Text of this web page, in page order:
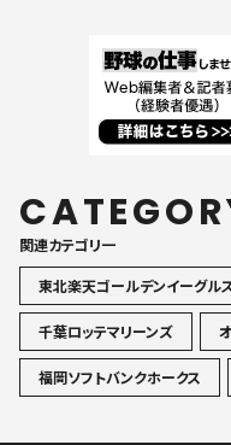
関連カテゴリ一
東北楽天ゴールデンイーグル
千葉ロッテマリーンズ
福岡ソフトバンクホークス